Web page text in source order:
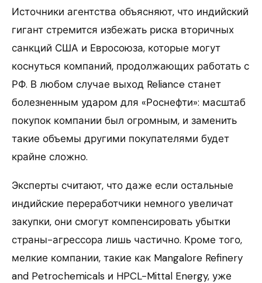
Источники агентства объясняют, что индийский
гигант стремится избежать риска вторичных
санкций США и Евросоюза, которые могут
коснуться компаний, продолжающих работать с
РФ. В любом случае выход Reliance станет
болезненным ударом для «Роснефти»: масштаб
покупок компании был огромным, и заменить
такие объемы другими покупателями будет
крайне сложно.
Эксперты считают, что даже если остальные
индийские переработчики немного увеличат
закупки, они смогут компенсировать убытки
страны-агрессора лишь частично. Кроме того,
мелкие компании, такие как Mangalore Refinery
and Petrochemicals и HPCL-Mittal Energy, уже